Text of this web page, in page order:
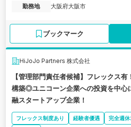
勤務地
大阪府大阪市
ブックマーク
HiJoJo Partners 株式会社
【管理部門責任者候補】フレックス
構築◎ユニコーン企業への投資を中心
融スタートアップ企業！
フレックス制度あり 経験者優遇 完全週休